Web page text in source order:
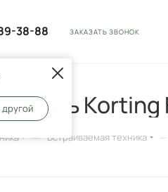
38-88 ЗАКАЗАТЬ ЗВОНОК
— Встраиваемая техника —